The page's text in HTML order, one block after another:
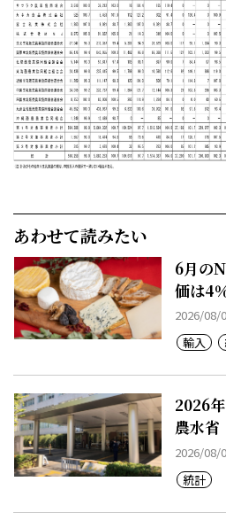
あわせて読みたい
6月の
価は4
2026/
輸入
2026
農水省
2026/
統計